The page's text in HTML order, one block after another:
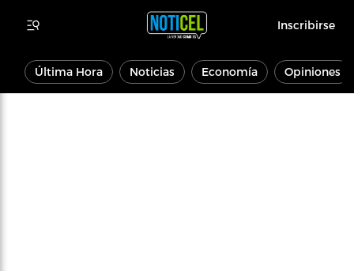
Inscribirse
Última Hora Noticias Economía Opiniones